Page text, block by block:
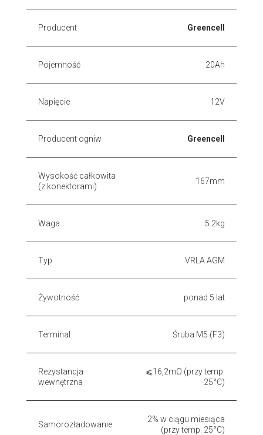
Producent Greencell
Pojemność 20Ah
Napięcie 12V
Producent ogniw Greencell
Wysokość całkowita
(z konektorami)
167mm
Waga 5.2kg
Typ VRLA AGM
Żywotność ponad 5 lat
Terminal Śruba M5 (F3)
Rezystancja
wewnętrzna
⩽16,2mΩ (przy temp.
25°C)
Samorozładowanie
2% w ciągu miesiąca
(przy temp. 25°C)